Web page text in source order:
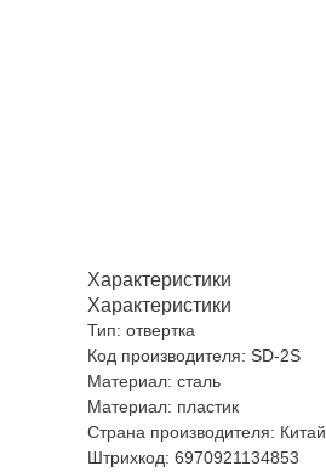
Характеристики
Характеристики
Тип: отвертка
Код производителя: SD-2S
Материал: сталь
Материал: пластик
Страна производителя: Китай
Штрихкод: 6970921134853